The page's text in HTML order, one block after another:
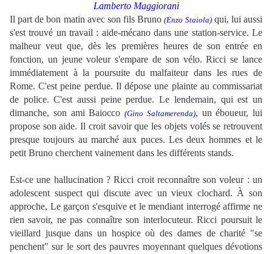
Lamberto Maggiorani
Il part de bon matin avec son fils Bruno(Enzo Staiola)qui, lui aussi
s'est trouvé un travail : aide-mécano dans une station-service. Le
malheur veut que, dès les premières heures de son entrée en
fonction, un jeune voleur s'empare de son vélo. Ricci se lance
immédiatement à la poursuite du malfaiteur dans les rues de
Rome. C'est peine perdue. Il dépose une plainte au commissariat
de police. C'est aussi peine perdue. Le lendemain, qui est un
dimanche, son ami Baiocco (Gino Saltamerenda), un éboueur, lui
propose son aide. Il croit savoir que les objets volés se retrouvent
presque toujours au marché aux puces. Les deux hommes et le
petit Bruno cherchent vainement dans les différents stands.
Est-ce une hallucination ? Ricci croit reconnaître son voleur : un
adolescent suspect qui discute avec un vieux clochard. À son
approche, Le garçon s'esquive et le mendiant interrogé affirme ne
rien savoir, ne pas connaître son interlocuteur. Ricci poursuit le
vieillard jusque dans un hospice où des dames de charité "se
penchent" sur le sort des pauvres moyennant quelques dévotions